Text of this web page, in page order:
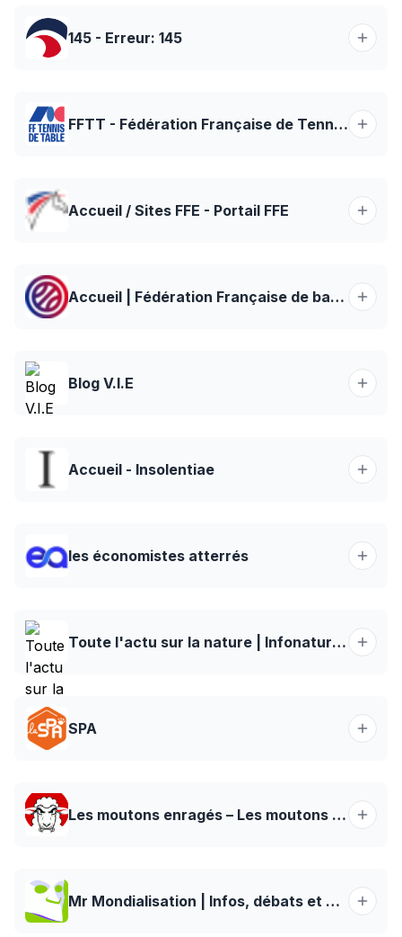
145 - Erreur: 145
FFTT - Fédération Française de Tennis de Table
Accueil / Sites FFE - Portail FFE
Accueil | Fédération Française de basket-ball
Blog V.I.E
Accueil - Insolentiae
les économistes atterrés
Toute l'actu sur la nature | Infonature.media
SPA
Les moutons enragés – Les moutons en ont marre, ils s'informent
Mr Mondialisation | Infos, débats et alternatives